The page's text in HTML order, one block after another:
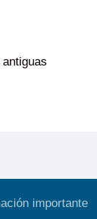
importante